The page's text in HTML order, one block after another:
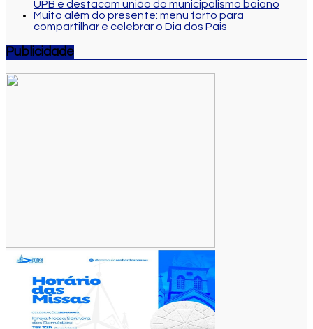
UPB e destacam união do municipalismo baiano
Muito além do presente: menu farto para
compartilhar e celebrar o Dia dos Pais
Publicidade